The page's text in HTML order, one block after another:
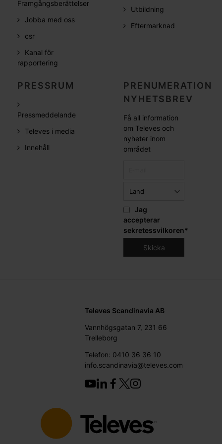
Framgångsberättelser
Jobba med oss
csr
Kanal för
rapportering
Utbildning
Eftermarknad
PRESSRUM
Pressmeddelande
Televes i media
Innehåll
PRENUMERATION
NYHETSBREV
Få all information
om Televes och
nyheter inom
området
Jag
accepterar
sekretessvilkoren*
Televes Scandinavia AB
Vannhögsgatan 7, 231 66
Trelleborg
Telefon: 0410 36 36 10
info.scandinavia@televes.com